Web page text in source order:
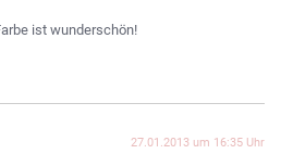
ist wunderschön!
27.01.2013 um 16:35 Uhr